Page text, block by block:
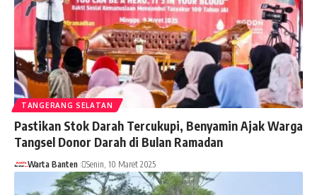
TANGERANG SELATAN
Pastikan Stok Darah Tercukupi, Benyamin Ajak Warga
Tangsel Donor Darah di Bulan Ramadan
Warta Banten Senin, 10 Maret 2025